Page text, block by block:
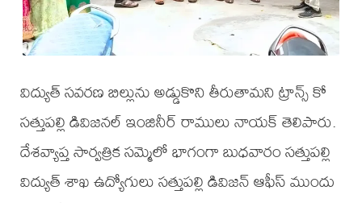
విద్యుత్ సవరణ బిల్లును అడ్డుకొని తీరుతామని ట్రాన్స్ కో
సత్తుపల్లి డివిజనల్ ఇంజినీర్ రాములు నాయక్ తెలిపారు.
దేశవ్యాప్త సార్వత్రిక సమ్మెలో భాగంగా బుధవారం సత్తుపల్లి
విద్యుత్ శాఖ ఉద్యోగులు సత్తుపల్లి డివిజన్ ఆఫీస్ ముందు